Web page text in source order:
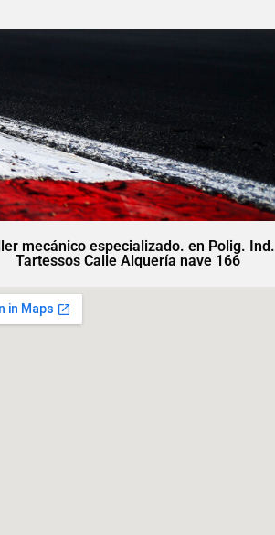
mecánico especializado. en Polig. Ind.
Tartessos Calle Alquería nave 166